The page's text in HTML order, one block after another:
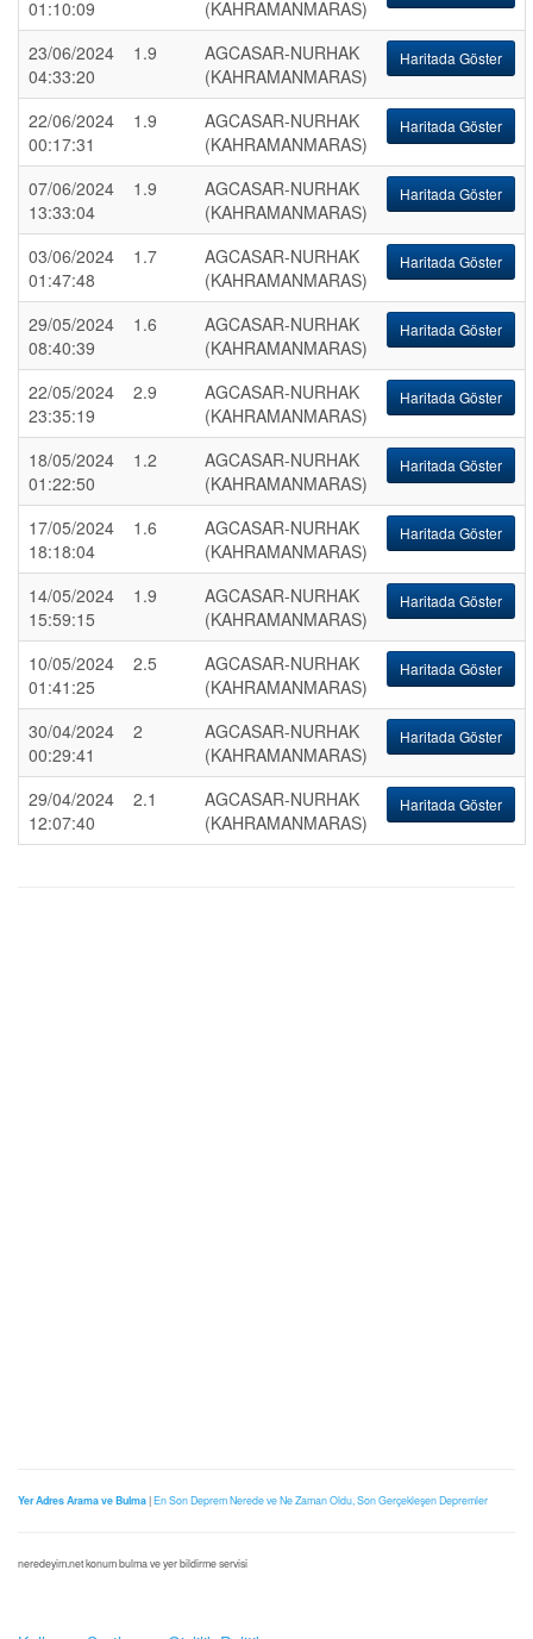
01:10:09
(KAHRAMANMARAS)
23/06/2024
04:33:20
1.9
AGCASAR-NURHAK
(KAHRAMANMARAS)
Haritada Göster
22/06/2024
00:17:31
1.9
AGCASAR-NURHAK
(KAHRAMANMARAS)
Haritada Göster
07/06/2024
13:33:04
1.9
AGCASAR-NURHAK
(KAHRAMANMARAS)
Haritada Göster
03/06/2024
01:47:48
1.7
AGCASAR-NURHAK
(KAHRAMANMARAS)
Haritada Göster
29/05/2024
08:40:39
1.6
AGCASAR-NURHAK
(KAHRAMANMARAS)
Haritada Göster
22/05/2024
23:35:19
2.9
AGCASAR-NURHAK
(KAHRAMANMARAS)
Haritada Göster
18/05/2024
01:22:50
1.2
AGCASAR-NURHAK
(KAHRAMANMARAS)
Haritada Göster
17/05/2024
18:18:04
1.6
AGCASAR-NURHAK
(KAHRAMANMARAS)
Haritada Göster
14/05/2024
15:59:15
1.9
AGCASAR-NURHAK
(KAHRAMANMARAS)
Haritada Göster
10/05/2024
01:41:25
2.5
AGCASAR-NURHAK
(KAHRAMANMARAS)
Haritada Göster
30/04/2024
00:29:41
2
AGCASAR-NURHAK
(KAHRAMANMARAS)
Haritada Göster
29/04/2024
12:07:40
2.1
AGCASAR-NURHAK
(KAHRAMANMARAS)
Haritada Göster
Yer Adres Arama ve Bulma|En Son Deprem Nerede ve Ne Zaman Oldu, Son Gerçekleşen Depremler
neredeyim.net konum bulma ve yer bildirme servisi